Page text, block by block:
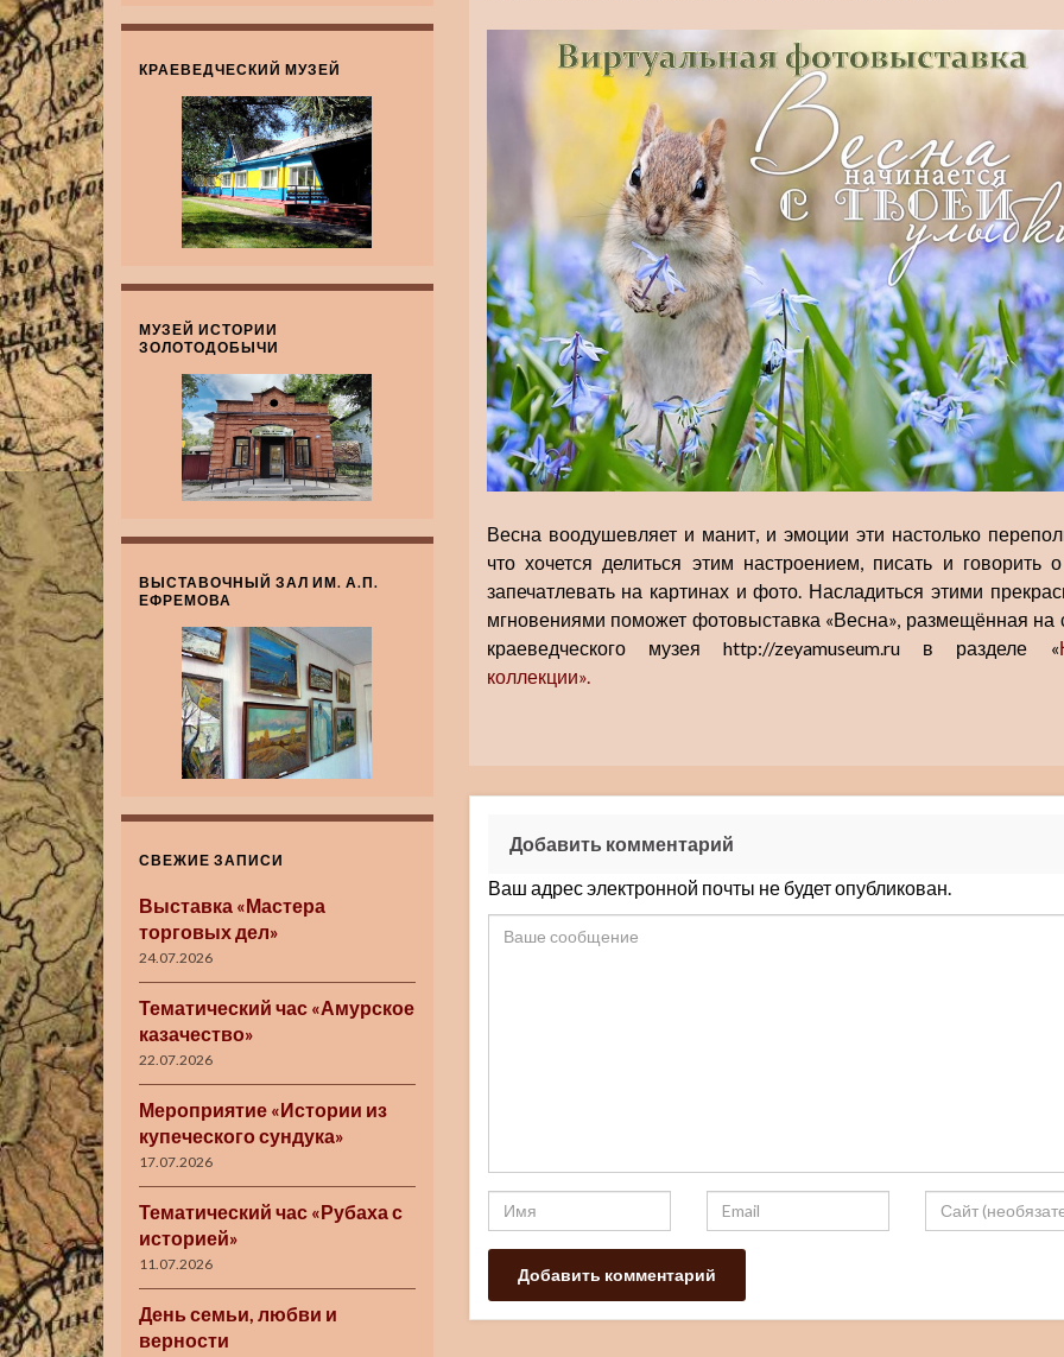
Весна воодушевляет и манит, и эмоции эти настолько
что хочется делиться этим настроением, писать и говорить
запечатлевать на картинах и фото. Насладиться этими
мгновениями поможет фотовыставка «Весна», размещённая на
краеведческого музея http://zeyamuseum.ru в разделе «
коллекции».
Добавить комментарий
Ваш адрес электронной почты не будет опубликован.
КРАЕВЕДЧЕСКИЙ МУЗЕЙ
МУЗЕЙ ИСТОРИИ
ЗОЛОТОДОБЫЧИ
ВЫСТАВОЧНЫЙ ЗАЛ ИМ. А.П.
ЕФРЕМОВА
СВЕЖИЕ ЗАПИСИ
Выставка «Мастера
торговых дел»
24.07.2026
Тематический час «Амурское
казачество»
22.07.2026
Мероприятие «Истории из
купеческого сундука»
17.07.2026
Тематический час «Рубаха с
историей»
11.07.2026
День семьи, любви и
верности